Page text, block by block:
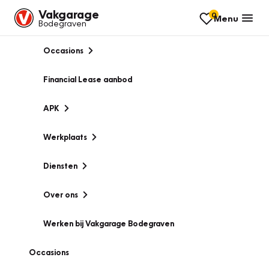
Vakgarage
Bodegraven
0Menu
Occasions
Financial Lease aanbod
APK
Werkplaats
Diensten
Over ons
Werken bij Vakgarage Bodegraven
Occasions